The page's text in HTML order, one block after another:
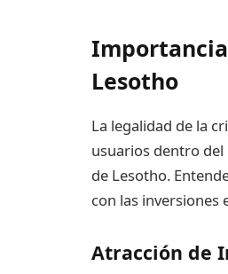
Lesotho
La legalidad de la
usuarios dentro
de Lesotho.
con las inversiones
Atracción de